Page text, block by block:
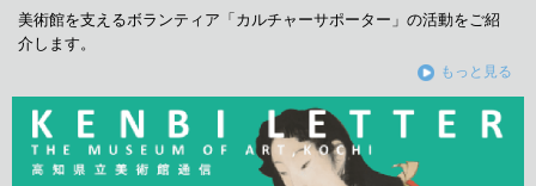
美術館を支えるボランティア「カルチャーサポーター」の活動をご紹
介します。
もっと見る